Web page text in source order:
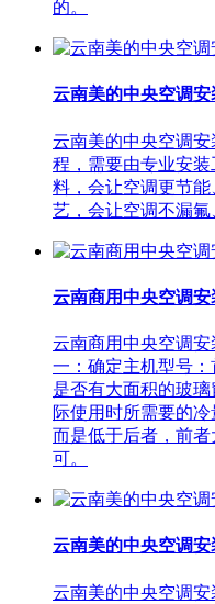
的。
云南美的中央空调
云南美的中央空调
程，需要由专业安
料，会让空调更节
艺，会让空调不漏氟
云南商用中央空调
云南商用中央空调
一：确定主机型号
是否有大面积的玻
际使用时所需要的
而是低于后者，前者
可。
云南美的中央空调
云南美的中央空调